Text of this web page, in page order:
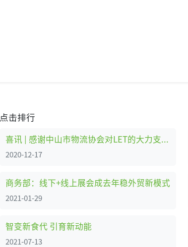
点击排行
喜讯 | 感谢中山市物流协会对LET的大力支持！
2020-12-17
商务部：线下+线上展会成去年稳外贸新模式
2021-01-29
智变新食代 引育新动能
2021-07-13